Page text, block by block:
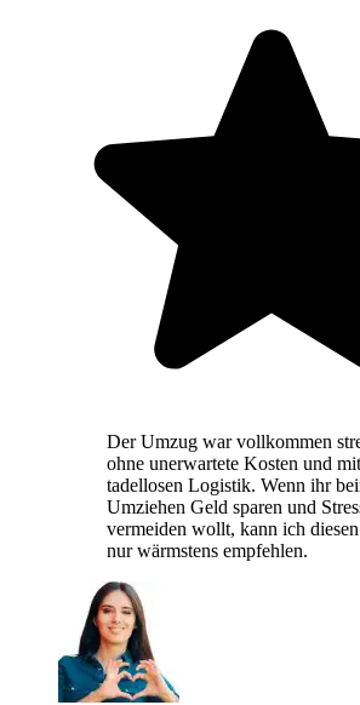
Der Umzug war vollkommen
ohne unerwartete Kosten und
tadellosen Logistik. Wenn ihr
Umziehen Geld sparen und
vermeiden wollt, kann ich
nur wärmstens empfehlen.